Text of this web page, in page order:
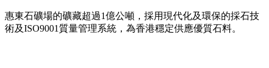
惠東石礦場的礦藏超過1億公噸，採用現代化及環保的採石技
術及ISO9001質量管理系統，為香港穩定供應優質石料。